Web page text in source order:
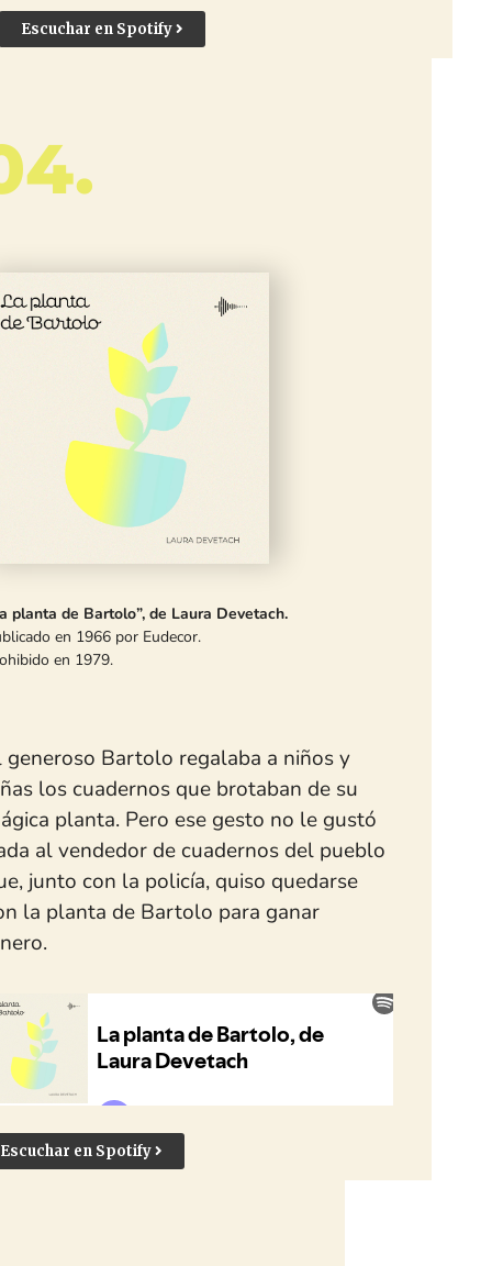
Escuchar en Spotify
planta de Bartolo”, de Laura Devetach.
en 1966 por Eudecor.
en 1979.
generoso Bartolo regalaba a niños y
los cuadernos que brotaban de su
planta. Pero ese gesto no le gustó
al vendedor de cuadernos del pueblo
junto con la policía, quiso quedarse
la planta de Bartolo para ganar
Escuchar en Spotify